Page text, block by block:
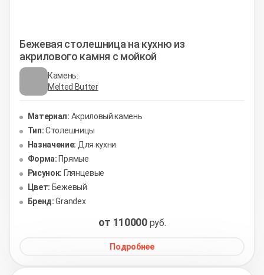
Бежевая столешница на кухню из
акрилового камня с мойкой
Камень:
Melted Butter
Материал: Акриловый камень
Тип:Столешницы
Назначение: Для кухни
Форма: Прямые
Рисунок: Глянцевые
Цвет: Бежевый
Бренд: Grandex
от 110000 руб.
Подробнее